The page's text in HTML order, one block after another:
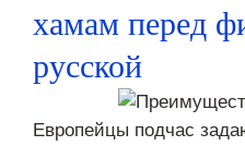
хамам перед
русской
Европейцы подчас